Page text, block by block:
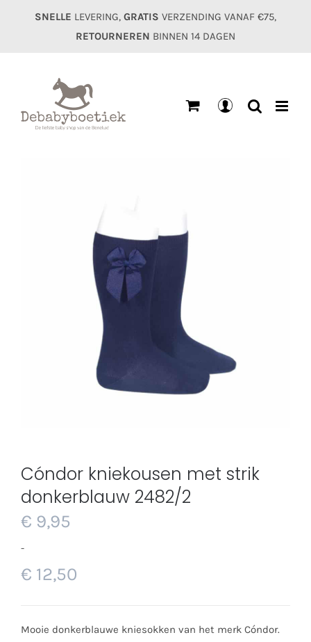
SNELLE LEVERING, GRATIS VERZENDING VANAF €75,
RETOURNEREN BINNEN 14 DAGEN
Cóndor kniekousen met strik
donkerblauw 2482/2
€ 9,95
-
€ 12,50
Mooie donkerblauwe kniesokken van het merk Cóndor.